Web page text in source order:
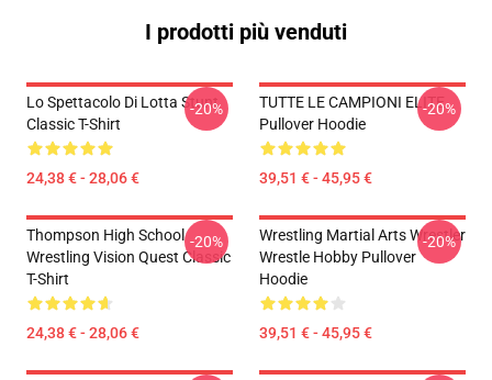
I prodotti più venduti
Lo Spettacolo Di Lotta Stunt
Classic T-Shirt
24,38 € - 28,06 €
-20%
TUTTE LE CAMPIONI ELITE
Pullover Hoodie
39,51 € - 45,95 €
-20%
Thompson High School
Wrestling Vision Quest Classic
T-Shirt
24,38 € - 28,06 €
-20%
Wrestling Martial Arts Wrestler
Wrestle Hobby Pullover
Hoodie
39,51 € - 45,95 €
-20%